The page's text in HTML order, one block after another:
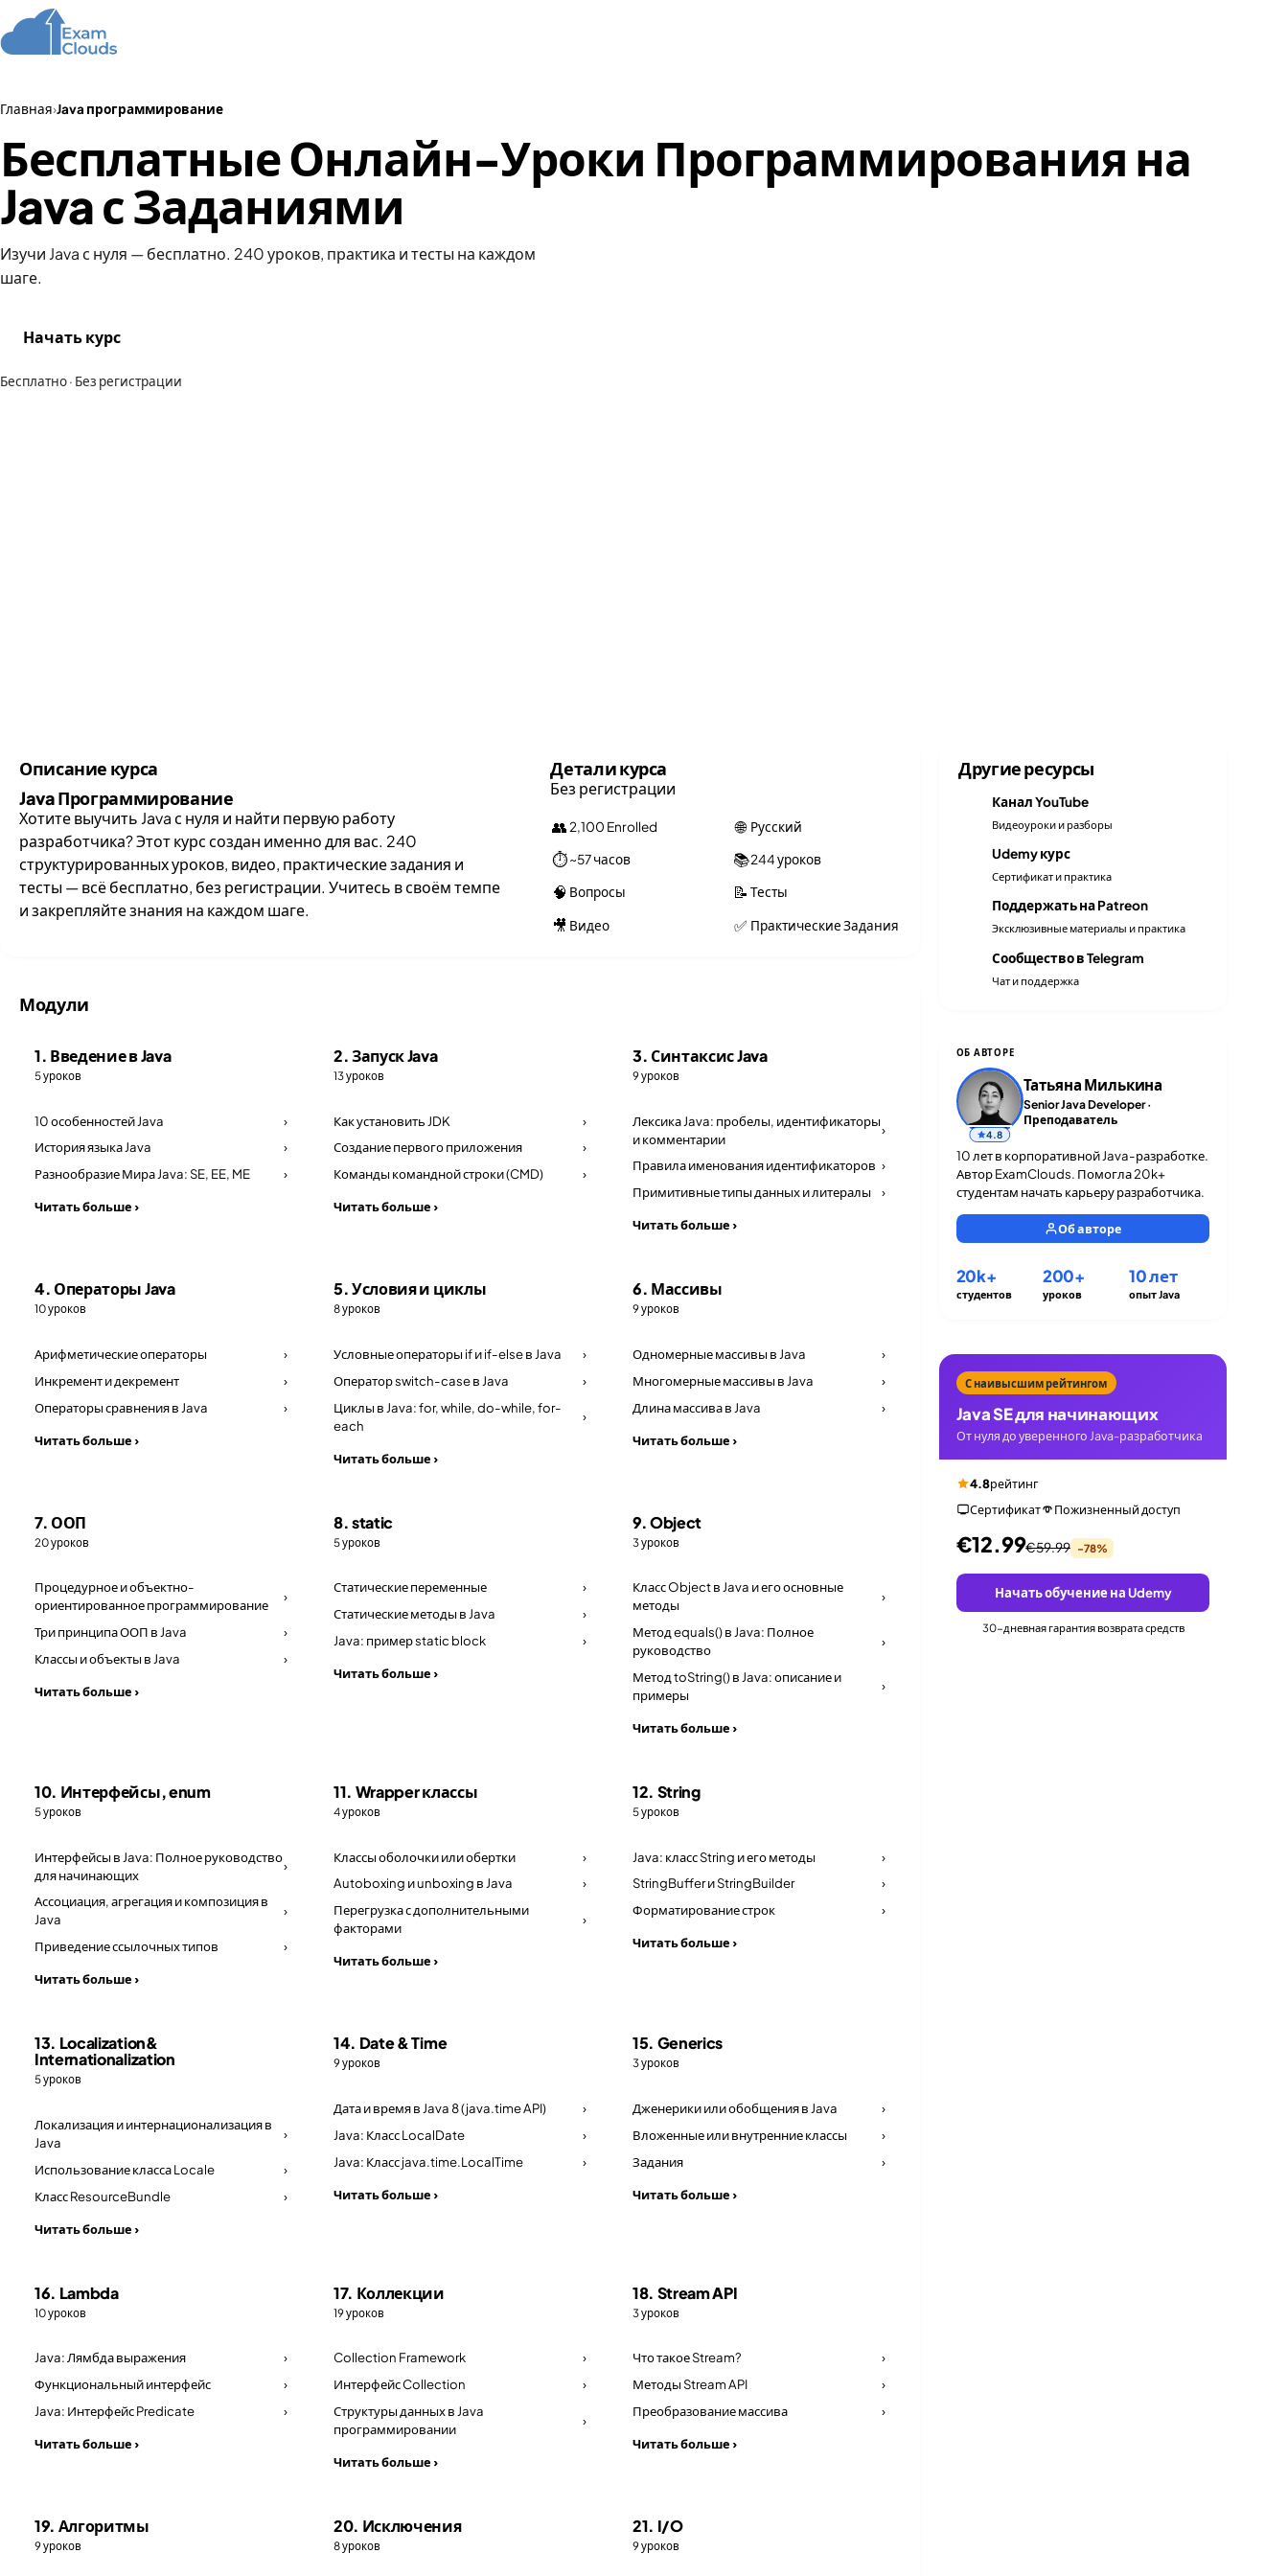
Главная›Java программирование
Бесплатные Онлайн-Уроки Программирования на
Java с Заданиями
Изучи Java с нуля — бесплатно. 240 уроков, практика и тесты на каждом
шаге.
Начать курс
Бесплатно · Без регистрации
Описание курса
Java Программирование
Хотите выучить Java с нуля и найти первую работу
разработчика? Этот курс создан именно для вас. 240
структурированных уроков, видео, практические задания и
тесты — всё бесплатно, без регистрации. Учитесь в своём темпе
и закрепляйте знания на каждом шаге.
Детали курса
Без регистрации
👥 2,100 Enrolled 🌐 Русский
⏱~57 часов 📚244 уроков
🧠 Вопросы 📝 Тесты
🎥 Видео ✅ Практические Задания
Модули
1. Введение в Java
5 уроков
10 особенностей Java
›
История языка Java
›
Разнообразие Мира Java: SE, EE, ME
›
Читать больше ›
2. Запуск Java
13 уроков
Как установить JDK
›
Создание первого приложения
›
Команды командной строки (CMD)
›
Читать больше ›
3. Синтаксис Java
9 уроков
Лексика Java: пробелы, идентификаторы
и комментарии
›
Правила именования идентификаторов ›
Примитивные типы данных и литералы
›
Читать больше ›
4. Операторы Java
10 уроков
Арифметические операторы
›
Инкремент и декремент
›
Операторы сравнения в Java
›
Читать больше ›
5. Условия и циклы
8 уроков
Условные операторы if и if-else в Java
›
Оператор switch-case в Java
›
Циклы в Java: for, while, do-while, for-
each
›
Читать больше ›
6. Массивы
9 уроков
Одномерные массивы в Java
›
Многомерные массивы в Java
›
Длина массива в Java
›
Читать больше ›
7. ООП
20 уроков
Процедурное и объектно-
ориентированное программирование
›
Три принципа ООП в Java
›
Классы и объекты в Java
›
Читать больше ›
8. static
5 уроков
Статические переменные
›
Статические методы в Java
›
Java: пример static block
›
Читать больше ›
9. Object
3 уроков
Класс Object в Java и его основные
методы
›
Метод equals() в Java: Полное
руководство
›
Метод toString() в Java: описание и
примеры
›
Читать больше ›
10. Интерфейсы, enum
5 уроков
Интерфейсы в Java: Полное руководство
для начинающих
›
Ассоциация, агрегация и композиция в
Java
›
Приведение ссылочных типов ›
Читать больше ›
11. Wrapper классы
4 уроков
Классы оболочки или обертки
›
Autoboxing и unboxing в Java
›
Перегрузка с дополнительными
факторами
›
Читать больше ›
12. String
5 уроков
Java: класс String и его методы
›
StringBuffer и StringBuilder
›
Форматирование строк
›
Читать больше ›
13. Localization&
Internationalization
5 уроков
Локализация и интернационализация в
Java
›
Использование класса Locale
›
Класс ResourceBundle
›
Читать больше ›
14. Date & Time
9 уроков
Дата и время в Java 8 (java.time API)
›
Java: Класс LocalDate
›
Java: Класс java.time.LocalTime
›
Читать больше ›
15. Generics
3 уроков
Дженерики или обобщения в Java
›
Вложенные или внутренние классы
›
Задания
›
Читать больше ›
16. Lambda
10 уроков
Java: Лямбда выражения
›
Функциональный интерфейс
›
Java: Интерфейс Predicate
›
Читать больше ›
17. Коллекции
19 уроков
Collection Framework
›
Интерфейс Collection
›
Структуры данных в Java
программировании
›
Читать больше ›
18. Stream API
3 уроков
Что такое Stream?
›
Методы Stream API
›
Преобразование массива
›
Читать больше ›
19. Алгоритмы
9 уроков
20. Исключения
8 уроков
21. I/O
9 уроков
Другие ресурсы
Канал YouTube
Видеоуроки и разборы
Udemy курс
Сертификат и практика
Поддержать на Patreon
Эксклюзивные материалы и практика
Сообщество в Telegram
Чат и поддержка
ОБ АВТОРЕ
4.8
Татьяна Милькина
Senior Java Developer ·
Преподаватель
10 лет в корпоративной Java-разработке.
Автор ExamClouds. Помогла 20k+
студентам начать карьеру разработчика.
Об авторе
20k+
студентов
200+
уроков
10 лет
опыт Java
С наивысшим рейтингом
Java SE для начинающих
От нуля до уверенного Java-разработчика
4.8рейтинг
Сертификат
Пожизненный доступ
€12.99€59.99 -78%
Начать обучение на Udemy
30-дневная гарантия возврата средств